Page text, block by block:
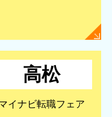
高松
イナビ転職フェア